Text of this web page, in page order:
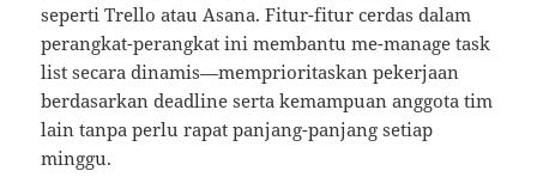
seperti Trello atau Asana. Fitur-fitur cerdas dalam
perangkat-perangkat ini membantu me-manage task
list secara dinamis—memprioritaskan pekerjaan
berdasarkan deadline serta kemampuan anggota tim
lain tanpa perlu rapat panjang-panjang setiap
minggu.